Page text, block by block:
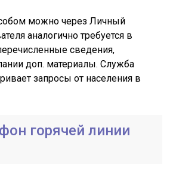
можно через Личный
аналогично требуется в
сведения,
доп. материалы. Служба
запросы от населения в
горячей линии